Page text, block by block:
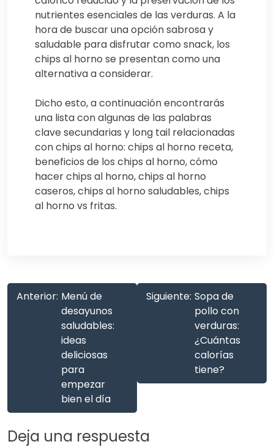
nutrientes esenciales de las verduras. A la
hora de buscar una opción sabrosa y
saludable para disfrutar como snack, los
chips al horno se presentan como una
alternativa a considerar.
Dicho esto, a continuación encontrarás
una lista con algunas de las palabras
clave secundarias y long tail relacionadas
con chips al horno: chips al horno receta,
beneficios de los chips al horno, cómo
hacer chips al horno, chips al horno
caseros, chips al horno saludables, chips
al horno vs fritas.
Anterior: Menú de
desayunos
saludables:
ideas
deliciosas
para
empezar
bien el día
Siguiente: Sopa de
pollo con
verduras:
¿Cuántas
calorías
tiene?
Deja una respuesta